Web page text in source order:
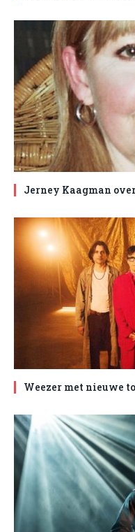
Jerney Kaagman
Weezer met nieuwe